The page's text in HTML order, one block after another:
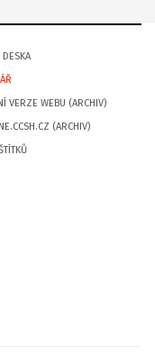
VERZE WEBU (ARCHIV)
(ARCHIV)